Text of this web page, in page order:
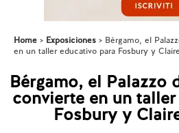
Home Exposiciones
Bérgamo, el
en un taller educativo para Fosbury y
Bérgamo, el Palazzo
convierte en un
Fosbury y